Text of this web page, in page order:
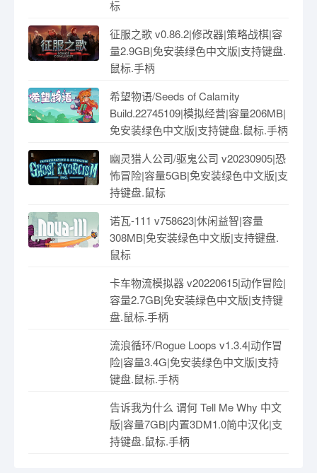
变量2 v1.1.1|塔防策略|容量1.7GB|免
安装绿色中文版|支持键盘.鼠标
Build.19241510|塔防策略|容量1.4GB|
免安装绿色中文版|支持键盘.鼠标.手柄
374MB|免安装绿色中文版|支持键盘.
鼠标
6.9GB|免安装绿色中文版|支持键盘.鼠
标
量2.9GB|免安装绿色中文版|支持键盘.
鼠标.手柄
Build.22745109|模拟经营|容量206MB|
免安装绿色中文版|支持键盘.鼠标.手柄
怖冒险|容量5GB|免安装绿色中文版|支
持键盘.鼠标